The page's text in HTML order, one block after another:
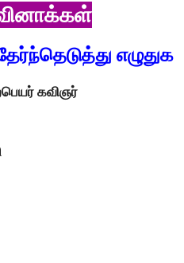
எழுதுக
கவிஞர்